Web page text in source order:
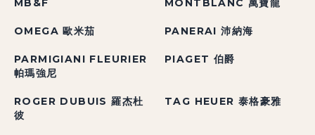
MB&F MONTBLANC 萬寶龍
OMEGA 歐米茄 PANERAI 沛納海
PARMIGIANI FLEURIER
帕瑪強尼
PIAGET 伯爵
ROGER DUBUIS 羅杰杜
彼
TAG HEUER 泰格豪雅